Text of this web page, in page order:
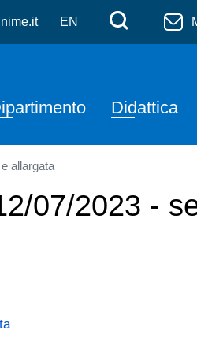
Salta al contenuto
EN Menù
Cerca
Didattica
allargata
07/2023 -